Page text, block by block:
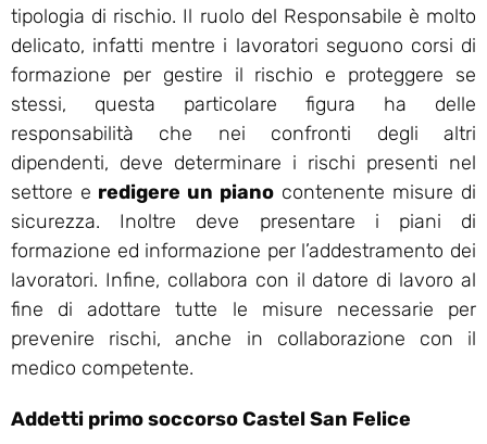
tipologia di rischio. Il ruolo del Responsabile è molto
delicato, infatti mentre i lavoratori seguono corsi di
formazione per gestire il rischio e proteggere se
stessi, questa particolare figura ha delle
responsabilità che nei confronti degli altri
dipendenti, deve determinare i rischi presenti nel
settore e redigere un piano contenente misure di
sicurezza. Inoltre deve presentare i piani di
formazione ed informazione per l’addestramento dei
lavoratori. Infine, collabora con il datore di lavoro al
fine di adottare tutte le misure necessarie per
prevenire rischi, anche in collaborazione con il
medico competente.
Addetti primo soccorso Castel San Felice